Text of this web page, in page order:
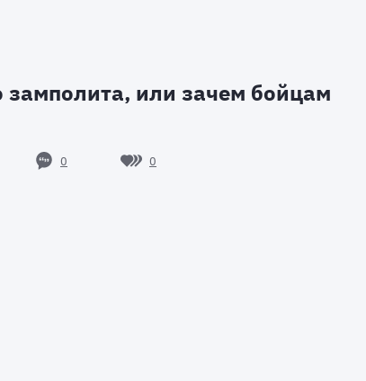
или зачем бойцам
0 0